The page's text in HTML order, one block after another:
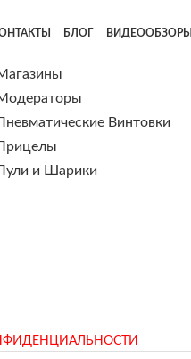
БЛОГ ВИДЕООБЗОРЫ
Винтовки
и Шарики